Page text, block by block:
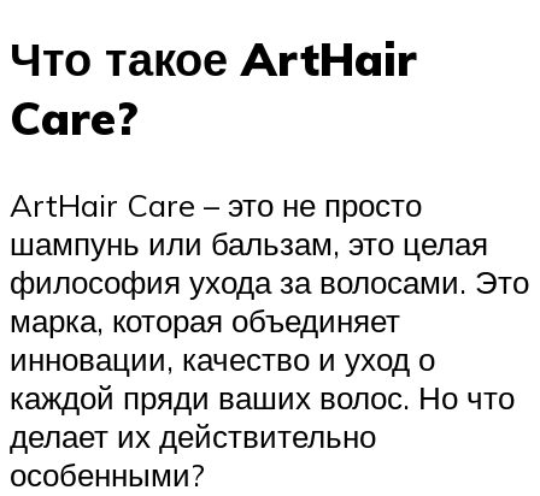
Что такое ArtHair
Care?
ArtHair Care – это не просто
шампунь или бальзам, это целая
философия ухода за волосами. Это
марка, которая объединяет
инновации, качество и уход о
каждой пряди ваших волос. Но что
делает их действительно
особенными?